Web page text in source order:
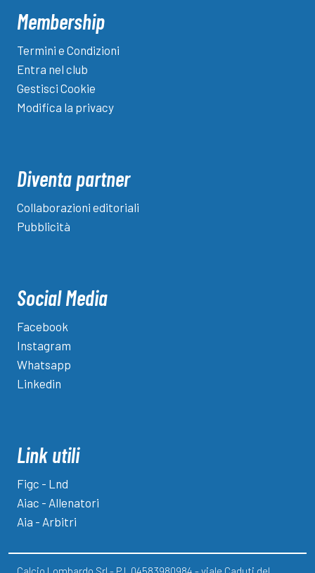
Membership
Termini e Condizioni
Entra nel club
Gestisci Cookie
Modifica la privacy
Diventa partner
Collaborazioni editoriali
Pubblicità
Social Media
Facebook
Instagram
Whatsapp
Linkedin
Link utili
Figc - Lnd
Aiac - Allenatori
Aia - Arbitri